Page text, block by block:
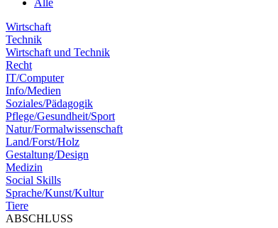
Alle
Wirtschaft
Technik
Wirtschaft und Technik
Recht
IT/Computer
Info/Medien
Soziales/Pädagogik
Pflege/Gesundheit/Sport
Natur/Formalwissenschaft
Land/Forst/Holz
Gestaltung/Design
Medizin
Social Skills
Sprache/Kunst/Kultur
Tiere
ABSCHLUSS